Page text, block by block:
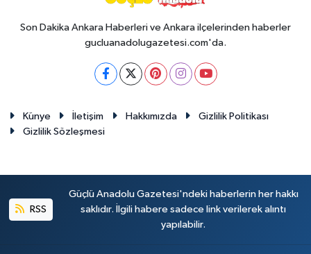
Son Dakika Ankara Haberleri ve Ankara ilçelerinden haberler
gucluanadolugazetesi.com'da.
Künye İletişim Hakkımızda
Gizlilik Politikası
Gizlilik Sözleşmesi
RSS
Güçlü Anadolu Gazetesi'ndeki haberlerin her hakkı
saklıdır. İlgili habere sadece link verilerek alıntı
yapılabilir.